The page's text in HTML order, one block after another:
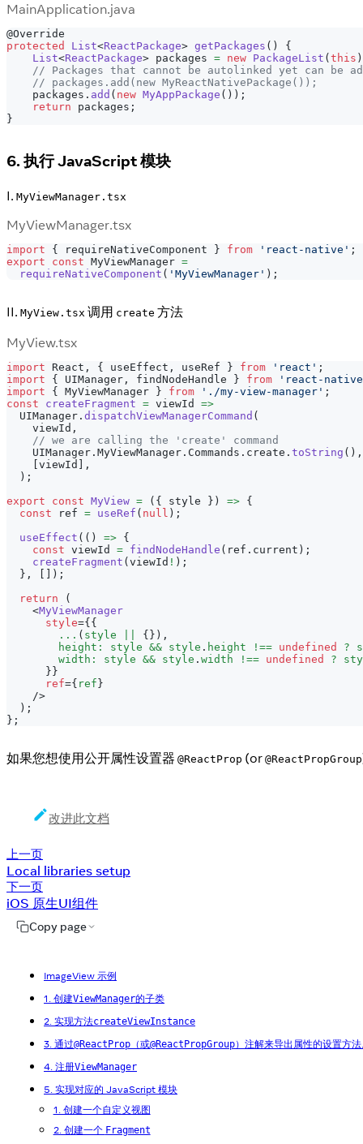
MainApplication.java
@Override
protected
List<ReactPackage> getPackages ( )
{
List<ReactPackage> packages = new PackageList ( this )
// Packages that cannot be autolinked yet can be
// packages.add(new MyReactNativePackage());
    packages
. add ( new MyAppPackage ( ) ) ;
return packages ;
}
6. 执行 JavaScript 模块
I. MyViewManager.tsx
MyViewManager.tsx
import { requireNativeComponent } from 'react-native' ;
export
const MyViewManager =
requireNativeComponent ( 'MyViewManager' ) ;
II. MyView.tsx 调用 create 方法
MyView.tsx
import React , { useEffect , useRef } from 'react' ;
import
{ UIManager , findNodeHandle } from
'react-
import
{ MyViewManager } from './my-view-manager' ;
const
createFragment = viewId =>
UIManager . dispatchViewManagerCommand (
    viewId
,
// we are calling the 'create' command
UIManager . MyViewManager . Commands . create . toString ( ) ,
[viewId ] ,
) ;
export
const MyView = ( { style } ) => {
const ref = useRef ( null ) ;
useEffect ( ( ) => {
const viewId = findNodeHandle ( ref . current ) ;
createFragment (viewId ! ) ;
} , [ ] ) ;
return
(
<MyViewManager
style={{
... ( style {} ) ,
        height
: style && style . height !== undefined ?
        width
: style && style . width !== undefined ?
}}
ref={ ref}
/>
) ;
} ;
如果您想使用公开属性设置器 @ReactProp (or @ReactPropGroup
改进此文档
上一页
Local libraries setup
下一页
iOS 原生UI组件
Copy page
ImageView 示例
1. 创建ViewManager的子类
2. 实现方法createViewInstance
3. 通过@ReactProp （或@ReactPropGroup）注解来导出属性的设置方
4. 注册ViewManager
5. 实现对应的 JavaScript 模块
1. 创建一个自定义视图
2. 创建一个 Fragment